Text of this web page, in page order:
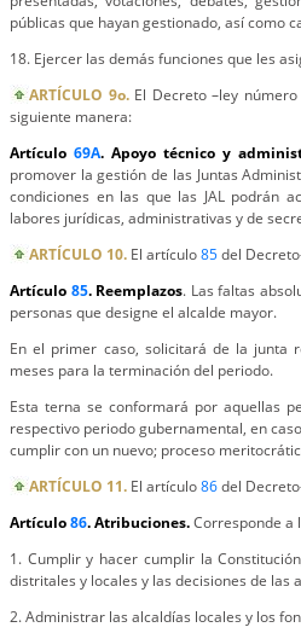
públicas que hayan gestionado, así como
18. Ejercer las demás funciones que les
ARTÍCULO 9o.El Decreto –ley número
siguiente manera:
Artículo 69A. Apoyo técnico y
promover la gestión de las Juntas
condiciones en las que las JAL podrán
labores jurídicas, administrativas y de
ARTÍCULO 10. El artículo85del
Artículo 85. Reemplazos. Las faltas
personas que designe el alcalde mayor.
En el primer caso, solicitará de la junta
meses para la terminación del periodo.
Esta terna se conformará por aquellas
respectivo periodo gubernamental, en
cumplir con un nuevo; proceso
ARTÍCULO 11. El artículo86del
Artículo86. Atribuciones.Corresponde a
1. Cumplir y hacer cumplir la
distritales y locales y las decisiones de las
2. Administrar las alcaldías locales y los